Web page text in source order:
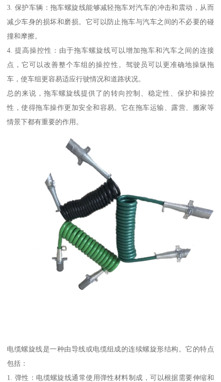
3. 保护车辆：拖车螺旋线能够减轻拖车对汽车的冲击和震动，从而
减少车身的损坏和磨损。它可以防止拖车与汽车之间的不必要的碰
撞和摩擦。
4. 提高操控性：由于拖车螺旋线可以增加拖车和汽车之间的连接
点，它可以改善整个车组的操控性。驾驶员可以更准确地操纵拖
车，使车组更容易适应行驶情况和道路状况。
总的来说，拖车螺旋线提供了的转向控制、稳定性、保护和操控
性，使得拖车操作更加安全和容易。它在拖车运输、露营、搬家等
情景下都有重要的作用。
电缆螺旋线是一种由导线或电缆组成的连续螺旋形结构。它的特点
包括：
1. 弹性：电缆螺旋线通常使用弹性材料制成，可以根据需要伸缩和